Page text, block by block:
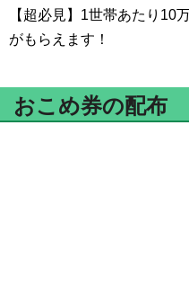
【超必見】1世帯あたり10
がもらえます！
おこめ券の配布